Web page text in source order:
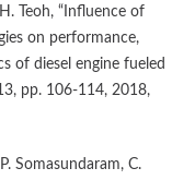
Teoh, “Influence of
on performance,
of diesel engine fueled
pp. 106-114, 2018,
Somasundaram, C.